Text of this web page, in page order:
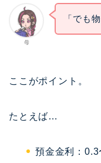
母
「でも
ここがポイント。
たとえば…
預金金利：0.3